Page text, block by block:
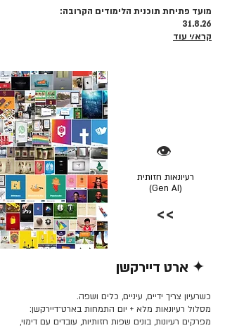
מועד פתיחת תוכנית הלימודים הקרובה:
31.8.26
קרא/י עוד
👁️
רעיונאות חזותית
(Gen AI)
>>
✦ ארט דיירקשן
כשרעיון צריך ידיים, עיניים, כלים ושפה.
מסלול רעיונאות מלא + יום התמחות בארט־דיירקשן:
מפרקים רעיונות, בונים שפות חזותיות, עובדים עם דימוי,